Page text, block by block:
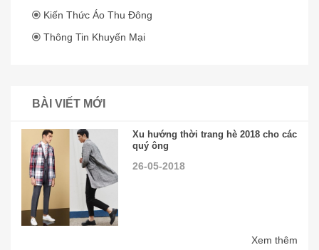
Kiến Thức Áo Thu Đông
Thông Tin Khuyến Mại
BÀI VIẾT MỚI
Xu hướng thời trang hè 2018 cho các
quý ông
26-05-2018
Xem thêm